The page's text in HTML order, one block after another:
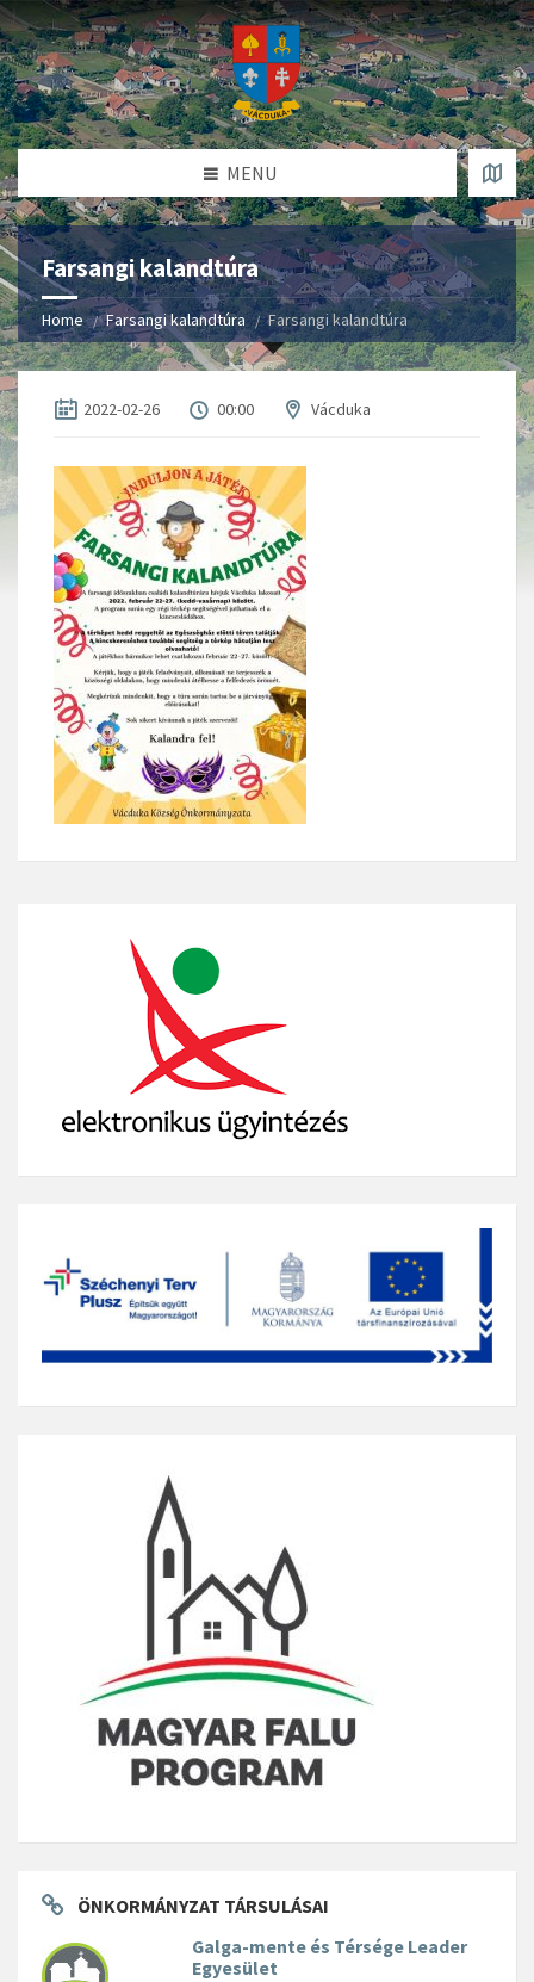
MENU
Farsangi kalandtúra
Home Farsangi kalandtúra Farsangi kalandtúra
2022-02-26 00:00 Vácduka
ÖNKORMÁNYZAT TÁRSULÁSAI
Galga-mente és Térsége Leader
Egyesület